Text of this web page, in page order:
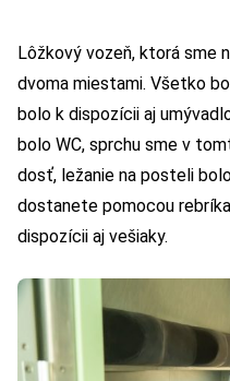
Lôžkový vozeň, ktorá sme
dvoma miestami. Všetko
bolo k dispozícii aj
bolo WC, sprchu sme v
dosť, ležanie na posteli
dostanete pomocou
dispozícii aj vešiaky.